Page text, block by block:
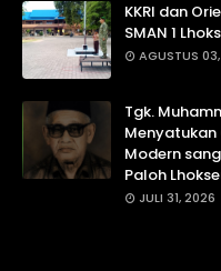
KKRI dan
SMAN 1
AGUSTUS
Tgk.
Modern
Paloh
JULI 31, 2026